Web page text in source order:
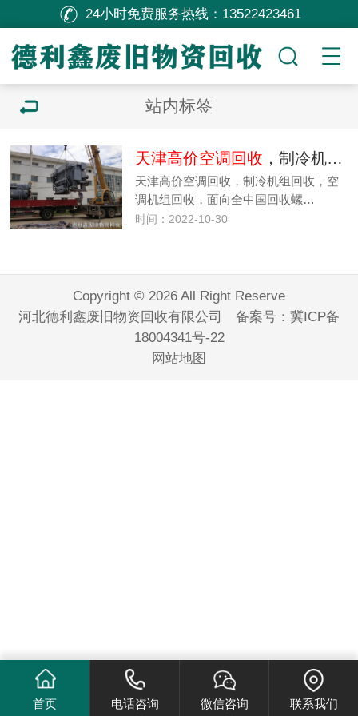
24小时免费服务热线： 13522423461
站内标签
天津高价空调回收 ，制冷机组回收，空调机组回收
天津高价空调回收，制冷机组回收，空
调机组回收，面向全中国回收螺…
时间：2022-10-30
Copyright © 2026 All Right Reserve
河北德利鑫废旧物资回收有限公司 备案号： 冀ICP备
18004341号-22
网站地图
首页 电话咨询 微信咨询 联系我们